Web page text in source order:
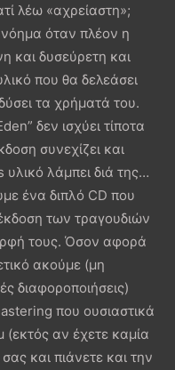
λέω «αχρείαστη»;
όταν πλέον η
και δυσεύρετη και
που θα δελεάσει
τα χρήματά του.
δεν ισχύει τίποτα
συνεχίζει και
υλικό λάμπει διά της…
ένα διπλό CD που
των τραγουδιών
τους. Όσον αφορά
ακούμε (μη
διαφοροποιήσεις)
που ουσιαστικά
(εκτός αν έχετε καμία
και πιάνετε και την